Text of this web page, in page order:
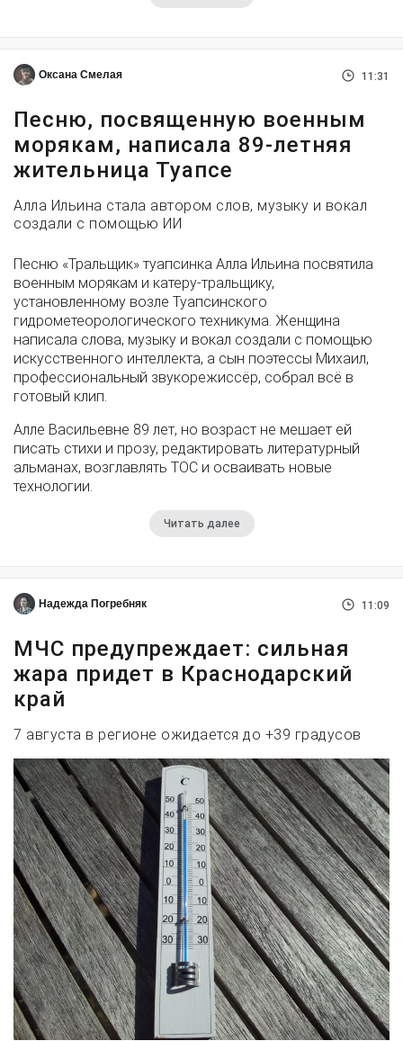
Оксана Смелая 11:31
Песню, посвященную военным
морякам, написала 89-летняя
жительница Туапсе
Алла Ильина стала автором слов, музыку и вокал
создали с помощью ИИ
Песню «Тральщик» туапсинка Алла Ильина посвятила
военным морякам и катеру-тральщику,
установленному возле Туапсинского
гидрометеорологического техникума. Женщина
написала слова, музыку и вокал создали с помощью
искусственного интеллекта, а сын поэтессы Михаил,
профессиональный звукорежиссёр, собрал всё в
готовый клип.
Алле Васильевне 89 лет, но возраст не мешает ей
писать стихи и прозу, редактировать литературный
альманах, возглавлять ТОС и осваивать новые
технологии.
Читать далее
Надежда Погребняк 11:09
МЧС предупреждает: сильная
жара придет в Краснодарский
край
7 августа в регионе ожидается до +39 градусов